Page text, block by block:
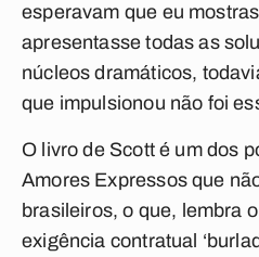
esperavam que eu
apresentasse todas as
núcleos dramáticos,
que impulsionou não foi
O livro de Scott é um dos
Amores Expressos que
brasileiros, o que, lembra
exigência contratual